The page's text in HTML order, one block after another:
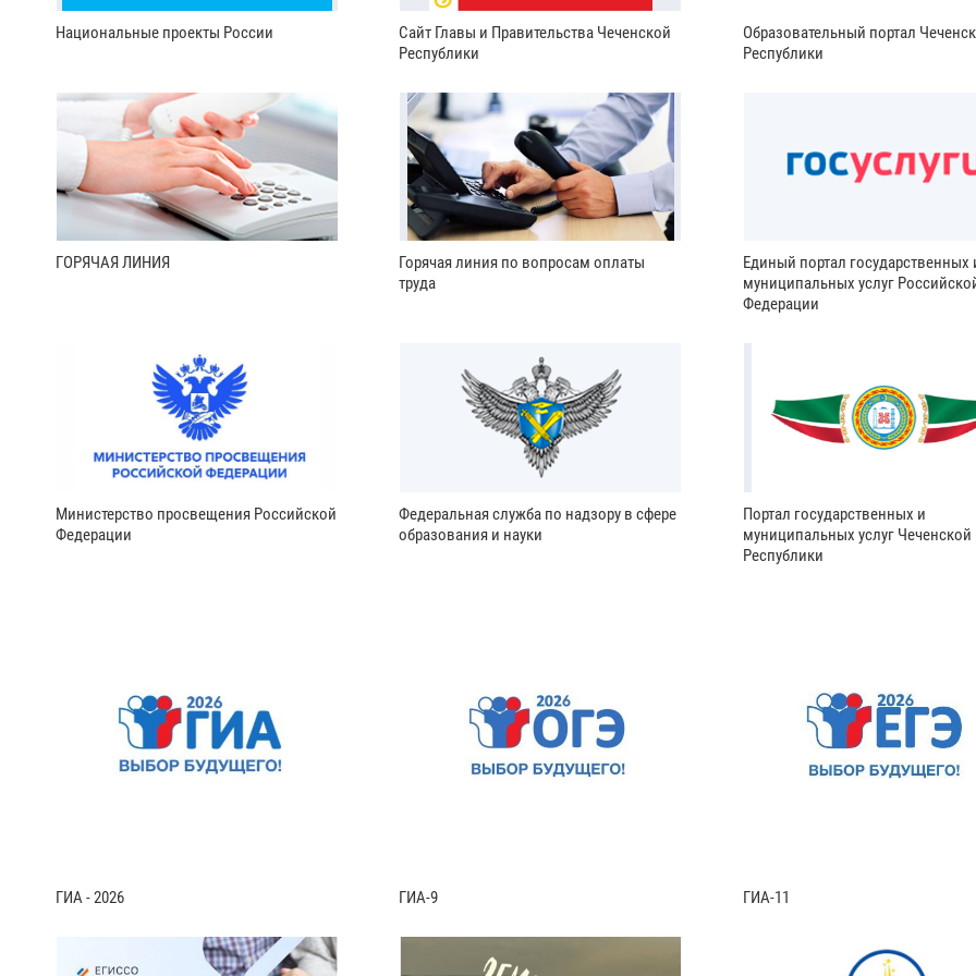
Национальные проекты России
Сайт Главы и Правительства Чеченской
Республики
Образовательный портал
Республики
ГОРЯЧАЯ ЛИНИЯ
Горячая линия по вопросам оплаты
труда
Единый портал государственных
муниципальных услуг
Федерации
Министерство просвещения Российской
Федерации
Федеральная служба по надзору в сфере
образования и науки
Портал государственных и
муниципальных услуг Чеченской
Республики
ГИА - 2026 ГИА-9 ГИА-11